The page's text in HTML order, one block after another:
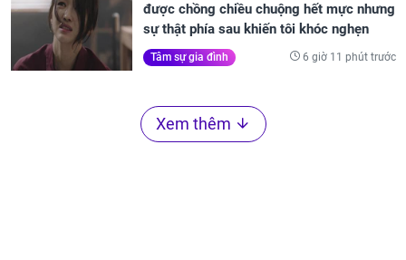
được chồng chiều chuộng hết mực nhưng
sự thật phía sau khiến tôi khóc nghẹn
Tâm sự gia đình 6 giờ 11 phút trước
Xem thêm